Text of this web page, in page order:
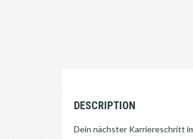
DESCRIPTION
Dein nächster Karriereschritt